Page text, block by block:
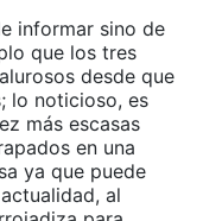
informar sino de
que los tres
desde que
lo noticioso, es
más escasas
en una
ya que puede
al